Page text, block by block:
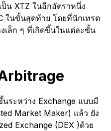
น XTZ ในอีกอัตราหนึ่ง
ในขั้นสุดท้าย โดยที่นักเทรด
เล็ก ๆ ที่เกิดขึ้นในแต่ละขั้น
ระหว่าง Exchange แบบมี
Market Maker) แล้ว ยัง
Exchange (DEX )ด้วย